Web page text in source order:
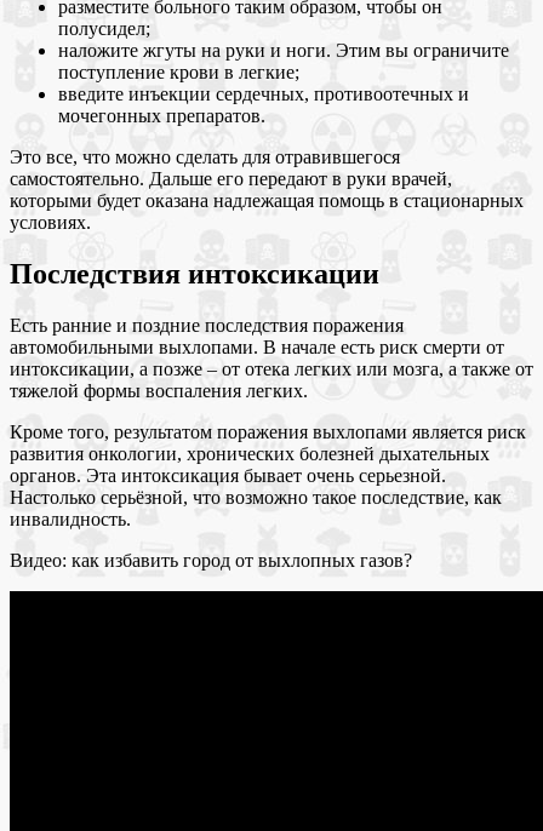
разместите больного таким образом, чтобы он
полусидел;
наложите жгуты на руки и ноги. Этим вы ограничите
поступление крови в легкие;
введите инъекции сердечных, противоотечных и
мочегонных препаратов.
Это все, что можно сделать для отравившегося
самостоятельно. Дальше его передают в руки врачей,
которыми будет оказана надлежащая помощь в стационарных
условиях.
Последствия интоксикации
Есть ранние и поздние последствия поражения
автомобильными выхлопами. В начале есть риск смерти от
интоксикации, а позже – от отека легких или мозга, а также от
тяжелой формы воспаления легких.
Кроме того, результатом поражения выхлопами является риск
развития онкологии, хронических болезней дыхательных
органов. Эта интоксикация бывает очень серьезной.
Настолько серьёзной, что возможно такое последствие, как
инвалидность.
Видео: как избавить город от выхлопных газов?